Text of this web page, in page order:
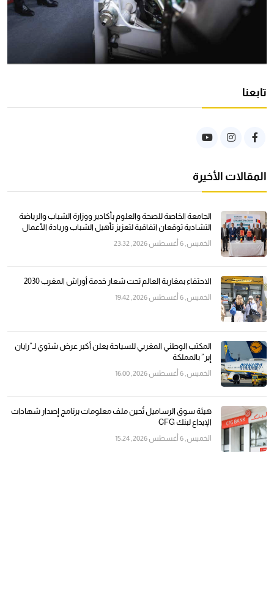
تابعنا
المقالات الأخيرة
الجامعة الخاصة للصحة والعلوم بأكادير ووزارة الشباب والرياضة
التشادية توقعان اتفاقية لتعزيز تأهيل الشباب وريادة الأعمال
الخميس, 6 أغسطس 2026, 23:32
الاحتفاء بمغاربة العالم تحت شعار خدمة أوراش المغرب 2030
الخميس, 6 أغسطس 2026, 19:42
المكتب الوطني المغربي للسياحة يعلن أكبر عرض شتوي لـ”رايان
إير” بالمملكة
الخميس, 6 أغسطس 2026, 16:00
هيئة سوق الرساميل تُحين ملف معلومات برنامج إصدار شهادات
الإيداع لبنك CFG
الخميس, 6 أغسطس 2026, 15:24